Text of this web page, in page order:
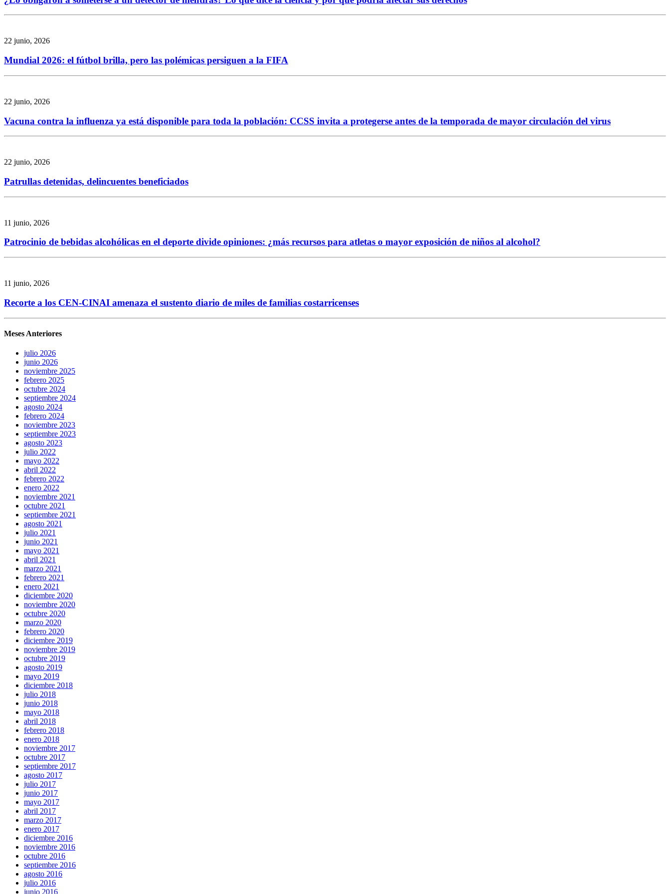
22 junio, 2026
Mundial 2026: el fútbol brilla, pero las polémicas persiguen a la FIFA
22 junio, 2026
Vacuna contra la influenza ya está disponible para toda la población: CCSS invita a protegerse antes de la temporada de mayor circulación del virus
22 junio, 2026
Patrullas detenidas, delincuentes beneficiados
11 junio, 2026
Patrocinio de bebidas alcohólicas en el deporte divide opiniones: ¿más recursos para atletas o mayor exposición de niños al alcohol?
11 junio, 2026
Recorte a los CEN-CINAI amenaza el sustento diario de miles de familias costarricenses
Meses Anteriores
julio 2026
junio 2026
noviembre 2025
febrero 2025
octubre 2024
septiembre 2024
agosto 2024
febrero 2024
noviembre 2023
septiembre 2023
agosto 2023
julio 2022
mayo 2022
abril 2022
febrero 2022
enero 2022
noviembre 2021
octubre 2021
septiembre 2021
agosto 2021
julio 2021
junio 2021
mayo 2021
abril 2021
marzo 2021
febrero 2021
enero 2021
diciembre 2020
noviembre 2020
octubre 2020
marzo 2020
febrero 2020
diciembre 2019
noviembre 2019
octubre 2019
agosto 2019
mayo 2019
diciembre 2018
julio 2018
junio 2018
mayo 2018
abril 2018
febrero 2018
enero 2018
noviembre 2017
octubre 2017
septiembre 2017
agosto 2017
julio 2017
junio 2017
mayo 2017
abril 2017
marzo 2017
enero 2017
diciembre 2016
noviembre 2016
octubre 2016
septiembre 2016
agosto 2016
julio 2016
junio 2016